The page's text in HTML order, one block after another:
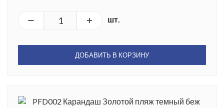
шт.
ДОБАВИТЬ В КОРЗИНУ